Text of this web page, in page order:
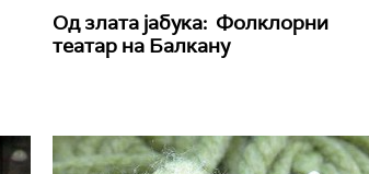
Од злата јабука: Фолклорни
театар на Балкану